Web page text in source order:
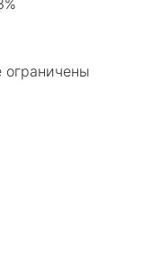
ограничены